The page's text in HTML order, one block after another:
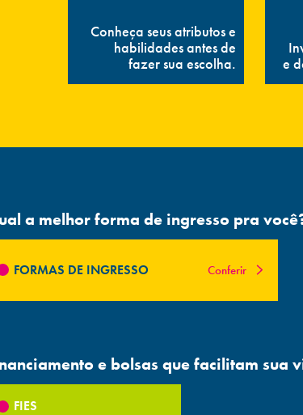
Conheça seus atributos e
habilidades antes de
fazer sua escolha.
e
a melhor forma de ingresso pra
FORMAS DE INGRESSO Conferir
e bolsas que facilitam sua
FIES